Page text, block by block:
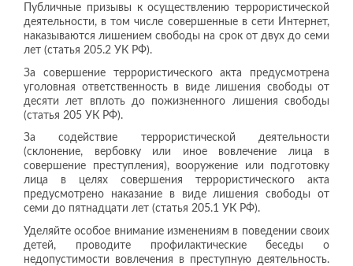
Публичные призывы к осуществлению террористической
деятельности, в том числе совершенные в сети Интернет,
наказываются лишением свободы на срок от двух до семи
лет (статья 205.2 УК РФ).
За совершение террористического акта предусмотрена
уголовная ответственность в виде лишения свободы от
десяти лет вплоть до пожизненного лишения свободы
(статья 205 УК РФ).
За содействие террористической деятельности
(склонение, вербовку или иное вовлечение лица в
совершение преступления), вооружение или подготовку
лица в целях совершения террористического акта
предусмотрено наказание в виде лишения свободы от
семи до пятнадцати лет (статья 205.1 УК РФ).
Уделяйте особое внимание изменениям в поведении своих
детей, проводите профилактические беседы о
недопустимости вовлечения в преступную деятельность.